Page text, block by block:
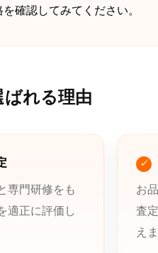
確認してみてください。
れる理由
専門研修をも
適正に評価し
お
査
え